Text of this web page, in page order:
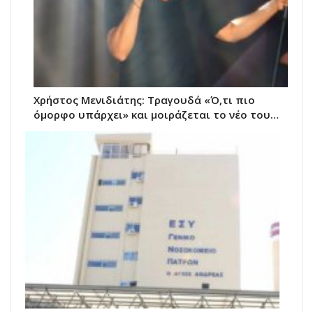
Χρήστος Μενιδιάτης: Τραγουδά «Ό,τι πιο
όμορφο υπάρχει» και μοιράζεται το νέο του…